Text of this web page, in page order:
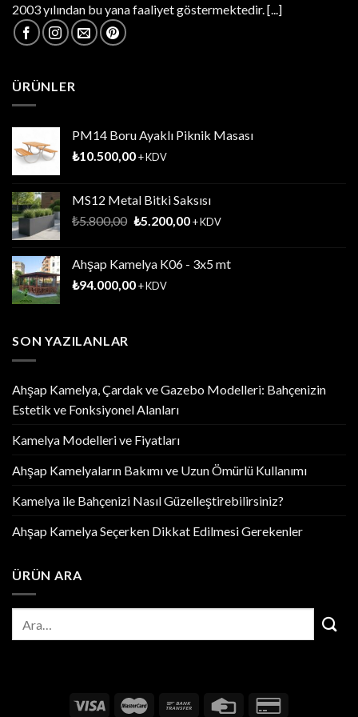
2003 yılından bu yana faaliyet göstermektedir.[...]
ÜRÜNLER
PM14 Boru Ayaklı Piknik Masası
₺10.500,00+ KDV
MS12 Metal Bitki Saksısı
₺5.800,00 Orijinal
₺5.200,00Şu
₺5.200,00.
+ KDV
Ahşap Kamelya K06 - 3x5 mt
₺94.000,00+ KDV
SON YAZILANLAR
Ahşap Kamelya, Çardak ve Gazebo Modelleri: Bahçenizin
Estetik ve Fonksiyonel Alanları
Kamelya Modelleri ve Fiyatları
Ahşap Kamelyaların Bakımı ve Uzun Ömürlü Kullanımı
Kamelya ile Bahçenizi Nasıl Güzelleştirebilirsiniz?
Ahşap Kamelya Seçerken Dikkat Edilmesi Gerekenler
ÜRÜN ARA